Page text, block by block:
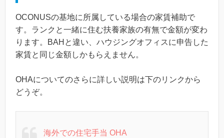
OCONUSの基地に所属している場合の家賃補助で
す。ランクと一緒に住む扶養家族の有無で金額が変わ
ります。BAHと違い、ハウジングオフィスに申告した
家賃と同じ金額しかもらえません。
OHAについてのさらに詳しい説明は下のリンクから
どうぞ。
海外での住宅手当 OHA